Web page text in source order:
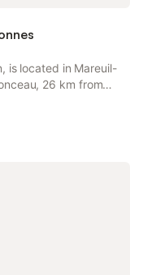
is located in Mareuil-
26 km from
Château de
is 7.